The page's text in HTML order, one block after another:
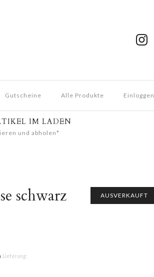
Gutscheine Alle Produkte Einloggen
IM LADEN
und abholen*
AUSVERKAUFT
schwarz
Lieferung: